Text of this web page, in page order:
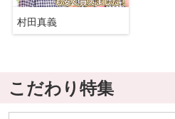
村田真義
こだわり特集